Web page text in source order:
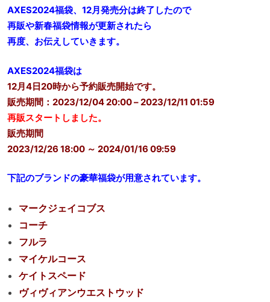
AXES2024福袋、12月発売分は終了したので
再販や新春福袋情報が更新されたら
再度、お伝えしていきます。
AXES2024福袋は
12月4日20時から予約販売開始です。
販売期間：2023/12/04 20:00 – 2023/12/11 01:59
再販スタートしました。
販売期間
2023/12/26 18:00 ～ 2024/01/16 09:59
下記のブランドの豪華福袋が用意されています。
マークジェイコブス
コーチ
フルラ
マイケルコース
ケイトスペード
ヴィヴィアンウエストウッド